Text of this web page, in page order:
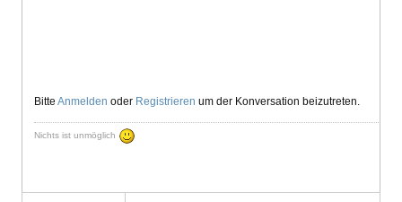
Bitte Anmelden oder Registrieren um der Konversation beizutreten.
Nichts ist unmöglich